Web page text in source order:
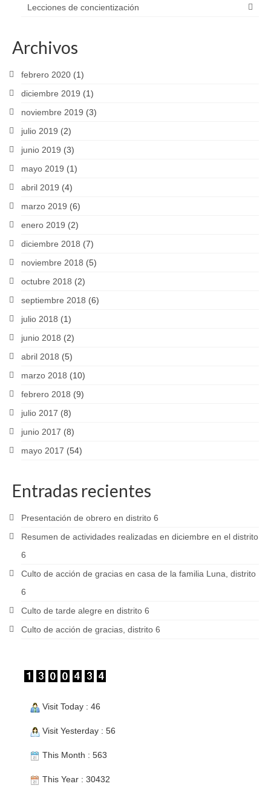
Lecciones de concientización
Archivos
febrero 2020 (1)
diciembre 2019 (1)
noviembre 2019 (3)
julio 2019 (2)
junio 2019 (3)
mayo 2019 (1)
abril 2019 (4)
marzo 2019 (6)
enero 2019 (2)
diciembre 2018 (7)
noviembre 2018 (5)
octubre 2018 (2)
septiembre 2018 (6)
julio 2018 (1)
junio 2018 (2)
abril 2018 (5)
marzo 2018 (10)
febrero 2018 (9)
julio 2017 (8)
junio 2017 (8)
mayo 2017 (54)
Entradas recientes
Presentación de obrero en distrito 6
Resumen de actividades realizadas en diciembre en el distrito
6
Culto de acción de gracias en casa de la familia Luna, distrito
6
Culto de tarde alegre en distrito 6
Culto de acción de gracias, distrito 6
Visit Today : 46
Visit Yesterday : 56
This Month : 563
This Year : 30432